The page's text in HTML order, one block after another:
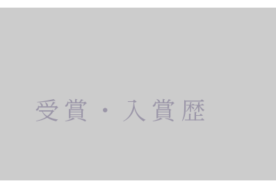
受賞・入賞歴